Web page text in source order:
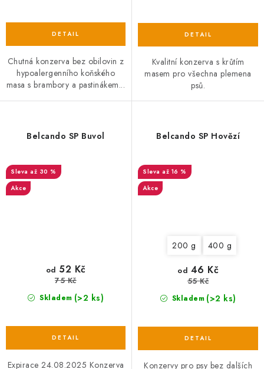
Chutná konzerva bez obilovin z
hypoalergenního koňského
masa s brambory a pastinákem...
Kvalitní konzerva s krůtím
masem pro všechna plemena
psů.
Belcando SP Buvol
až 30 %
Akce
Skladem (>2 ks)
od 52 Kč
75 Kč
Expirace 24.08.2025 Konzerva
Belcando SP Hovězí
až 16 %
Akce
200 g 400 g
Skladem (>2 ks)
od 46 Kč
55 Kč
Konzervy pro psy bez dalších